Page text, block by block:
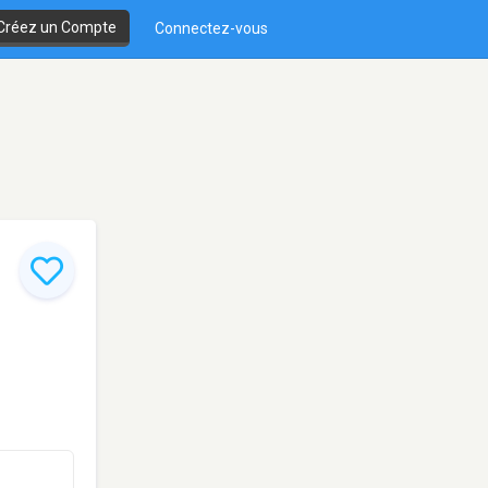
un Compte Connectez-vous